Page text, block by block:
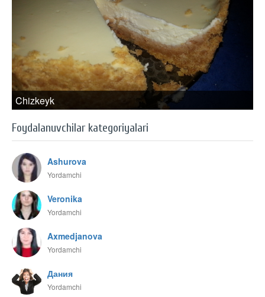
Chizkeyk
Foydalanuvchilar kategoriyalari
Ashurova
Yordamchi
Veronika
Yordamchi
Axmedjanova
Yordamchi
Дания
Yordamchi